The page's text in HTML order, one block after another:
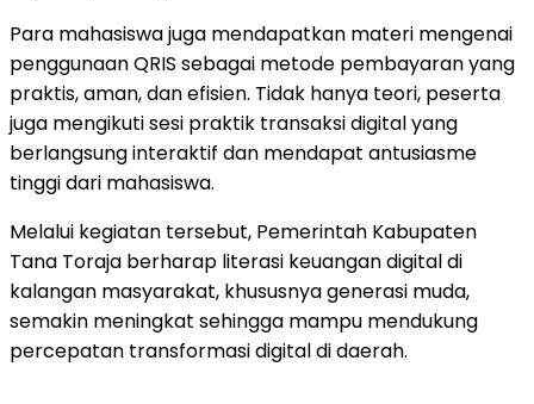
Para mahasiswa juga mendapatkan materi mengenai
penggunaan QRIS sebagai metode pembayaran yang
praktis, aman, dan efisien. Tidak hanya teori, peserta
juga mengikuti sesi praktik transaksi digital yang
berlangsung interaktif dan mendapat antusiasme
tinggi dari mahasiswa.
Melalui kegiatan tersebut, Pemerintah Kabupaten
Tana Toraja berharap literasi keuangan digital di
kalangan masyarakat, khususnya generasi muda,
semakin meningkat sehingga mampu mendukung
percepatan transformasi digital di daerah.